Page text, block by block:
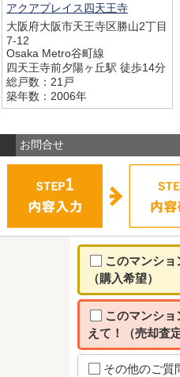
アクアプレイス四天王寺
大阪府大阪市天王寺区勝山2丁目
7-12
Osaka Metro谷町線
四天王寺前夕陽ヶ丘駅 徒歩14分
総戸数：21戸
築年数：2006年
お問合せ
このマンショ
（購入希望）
このマンシ
えて！（売却査定
その他のご質